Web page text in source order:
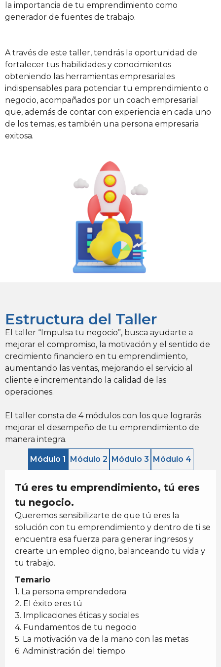
la importancia de tu emprendimiento como
generador de fuentes de trabajo.
A través de este taller, tendrás la oportunidad de
fortalecer tus habilidades y conocimientos
obteniendo las herramientas empresariales
indispensables para potenciar tu emprendimiento o
negocio, acompañados por un coach empresarial
que, además de contar con experiencia en cada uno
de los temas, es también una persona empresaria
exitosa.
Estructura del Taller
El taller “Impulsa tu negocio”, busca ayudarte a
mejorar el compromiso, la motivación y el sentido de
crecimiento financiero en tu emprendimiento,
aumentando las ventas, mejorando el servicio al
cliente e incrementando la calidad de las
operaciones.
El taller consta de 4 módulos con los que lograrás
mejorar el desempeño de tu emprendimiento de
manera integra.
Módulo 1 Módulo 2 Módulo 3 Módulo 4
Tú eres tu emprendimiento, tú eres
tu negocio.
Queremos sensibilizarte de que tú eres la
solución con tu emprendimiento y dentro de ti se
encuentra esa fuerza para generar ingresos y
crearte un empleo digno, balanceando tu vida y
tu trabajo.
Temario
1. La persona emprendedora
2. El éxito eres tú
3. Implicaciones éticas y sociales
4. Fundamentos de tu negocio
5. La motivación va de la mano con las metas
6. Administración del tiempo